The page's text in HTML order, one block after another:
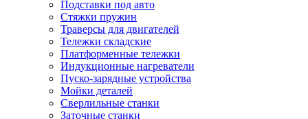
Подставки под авто
Стяжки пружин
Траверсы для двигателей
Тележки складские
Платформенные тележки
Индукционные нагреватели
Пуско-зарядные устройства
Мойки деталей
Сверлильные станки
Заточные станки